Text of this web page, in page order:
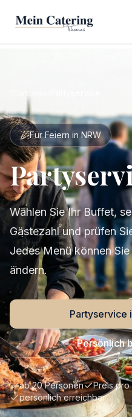
Für Feiern in NRW
Wählen Sie Ihr Buffet,
Gästezahl und prüfen
Jedes Menü können
ändern.
Partyservice
Persönlich
ab 20 Personen
Preis pro
persönlich erreichbar